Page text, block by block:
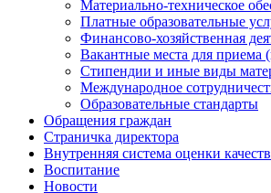
Материально-техническое
Платные образовательные
Финансово-хозяйственная
Вакантные места для приема
Стипендии и иные виды
Международное
Образовательные стандарты
Обращения граждан
Страничка директора
Внутренняя система оценки
Воспитание
Новости